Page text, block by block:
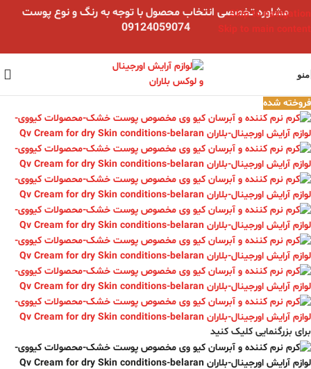
Skip to navigation
Skip to main content
مشاوره تخصصی انتخاب محصول با توجه به رنگ و نوع پوست
09124059074
منو
فروخته شده
برای بزرگنمایی کلیک کنید